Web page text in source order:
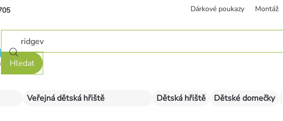
Dárkové poukazy Montáž
Hledat
Veřejná dětská hřiště Dětská hřiště Dětské domečky